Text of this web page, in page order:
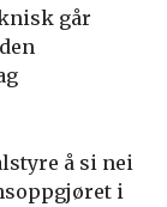
går
å si nei
i